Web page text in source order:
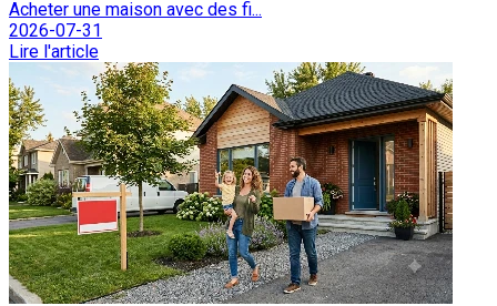
Acheter une maison avec des fi...
2026-07-31
Lire l'article